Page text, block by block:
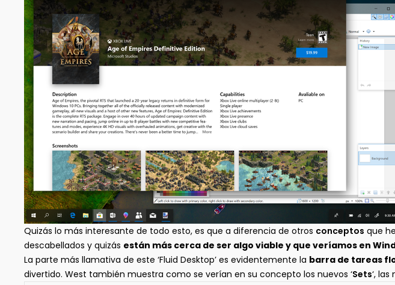
Quizás lo más interesante de todo esto, es que a diferencia de otros conceptos que
descabellados y quizás están más cerca de ser algo viable y que veríamos en
La parte más llamativa de este ‘Fluid Desktop’ es evidentemente la barra de tareas
divertido. West también muestra como se verían en su concepto los nuevos ‘Sets‘,